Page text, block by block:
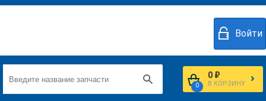
Войти
0
0 ₽
В КОРЗИНУ